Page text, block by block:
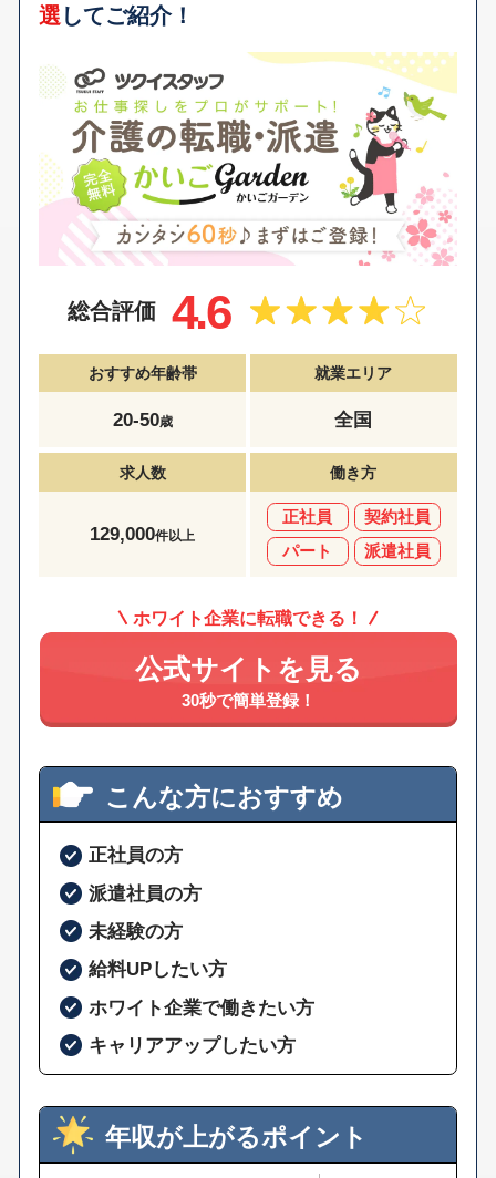
選 してご紹介！
総合評価 4.6
おすすめ年齢帯
20-50歳
就業エリア
全国
求人数
129,000件以上
働き方
正社員
契約社員
パート
派遣社員
ホワイト企業に転職できる！
公式サイトを見る
30秒で簡単登録！
こんな方におすすめ
正社員の方
派遣社員の方
未経験の方
給料UPしたい方
ホワイト企業で働きたい方
キャリアアップしたい方
年収が上がるポイント